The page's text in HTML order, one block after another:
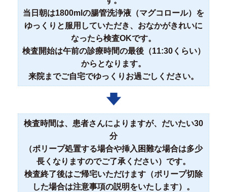
当日朝は1800mlの腸管洗浄液（マグコロール）を
ゆっくりと服用していただき、おなかがきれいに
なったら検査OKです。
検査開始は午前の診療時間の最後（11:30くらい）
からとなります。
来院までご自宅でゆっくりお過ごしください。
検査時間は、患者さんによりますが、だいたい30
分
（ポリープ処置する場合や挿入困難な場合は多少
長くなりますのでご了承ください）です。
検査終了後はご帰宅いただけます（ポリープ切除
した場合は注意事項の説明をいたします）。